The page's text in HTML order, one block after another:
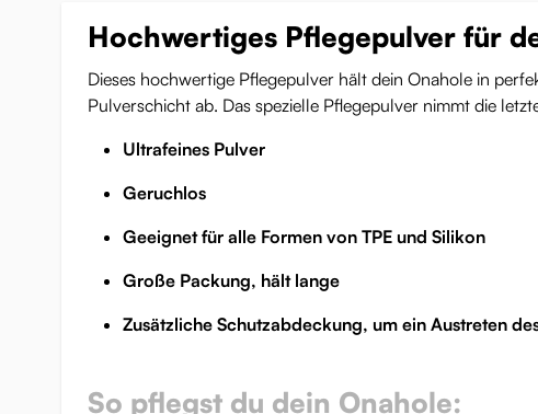
Hochwertiges Pflegepulver für
Dieses hochwertige Pflegepulver hält dein Onahole in
Pulverschicht ab. Das spezielle Pflegepulver nimmt die
Ultrafeines Pulver
Geruchlos
Geeignet für alle Formen von TPE und Silikon
Große Packung, hält lange
Zusätzliche Schutzabdeckung, um ein Austreten
So pflegst du dein Onahole: